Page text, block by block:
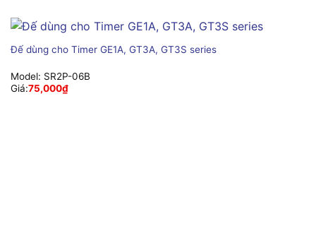
Đế dùng cho Timer GE1A, GT3A, GT3S series
Model: SR2P-06B
Giá:75,000₫